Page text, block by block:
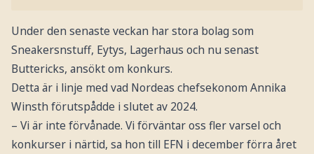
Under den senaste veckan har stora bolag som
Sneakersnstuff, Eytys, Lagerhaus och nu senast
Buttericks, ansökt om konkurs.
Detta är i linje med vad Nordeas chefsekonom Annika
Winsth förutspådde i slutet av 2024.
– Vi är inte förvånade. Vi förväntar oss fler varsel och
konkurser i närtid, sa hon till EFN i december förra året